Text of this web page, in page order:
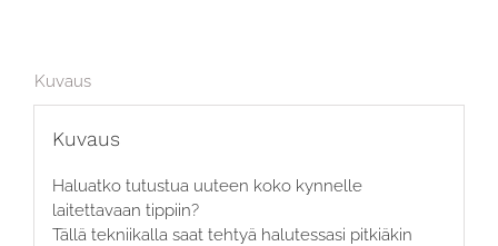
Kuvaus
Kuvaus
Haluatko tutustua uuteen koko kynnelle
laitettavaan tippiin?
Tällä tekniikalla saat tehtyä halutessasi pitkiäkin